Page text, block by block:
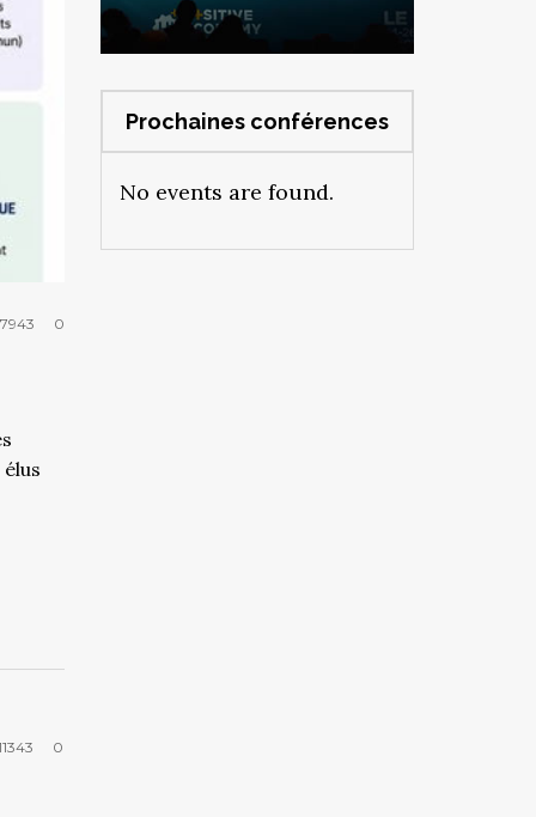
7943 0
0
Prochaines conférences
No events are found.